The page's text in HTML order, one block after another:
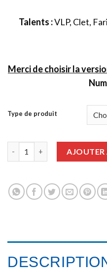
Talents :VLP, Clet,
Merci de choisir la
Type de produit
AJOUTER